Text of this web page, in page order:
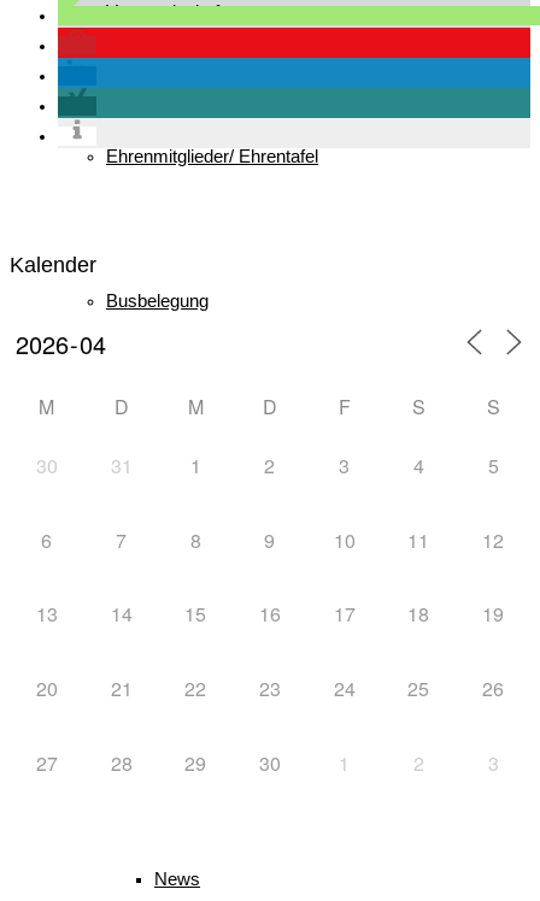
Vorstandschaft
Ehrenmitglieder/ Ehrentafel
Busbelegung
News
Kalender
M D M D F S S
30 31 1 2 3 4 5
6 7 8 9 10 11 12
13 14 15 16 17 18 19
20 21 22 23 24 25 26
27 28 29 30 1 2 3